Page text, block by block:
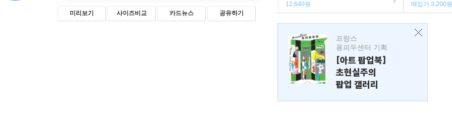
미리보기 사이즈비교 카드뉴스 공유하기
12,640원
매입가 3,200원
프랑스
퐁피두센터 기획
[아트 팝업북]
초현실주의
팝업 갤러리